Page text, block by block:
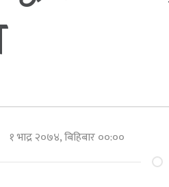
१ भाद्र २०७४, बिहिबार ००:००